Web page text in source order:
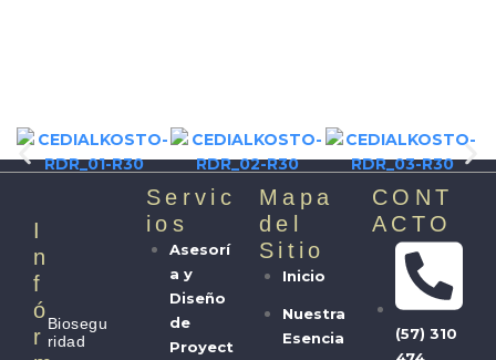
I
N
F
Ó
R
Biosegu
ridad
Servic
Ios
Asesorí
a y
Diseño
de
Proyect
Mapa
del
Sitio
Inicio
Nuestra
Esencia
CONT
ACTO
(57) 310